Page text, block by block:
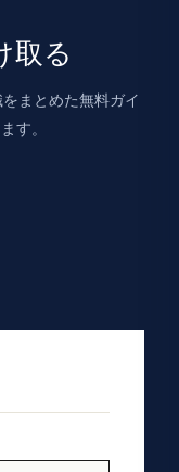
取る
まとめた無料ガイ
す。